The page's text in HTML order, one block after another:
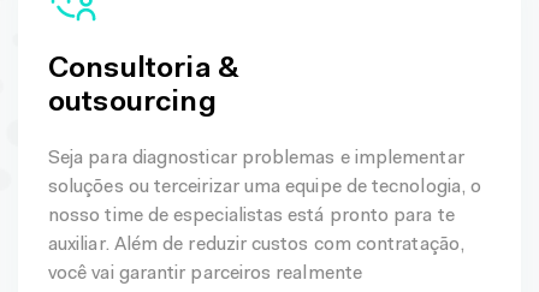
Consultoria &
outsourcing
Seja para diagnosticar problemas e implementar
soluções ou terceirizar uma equipe de tecnologia, o
nosso time de especialistas está pronto para te
auxiliar. Além de reduzir custos com contratação,
você vai garantir parceiros realmente